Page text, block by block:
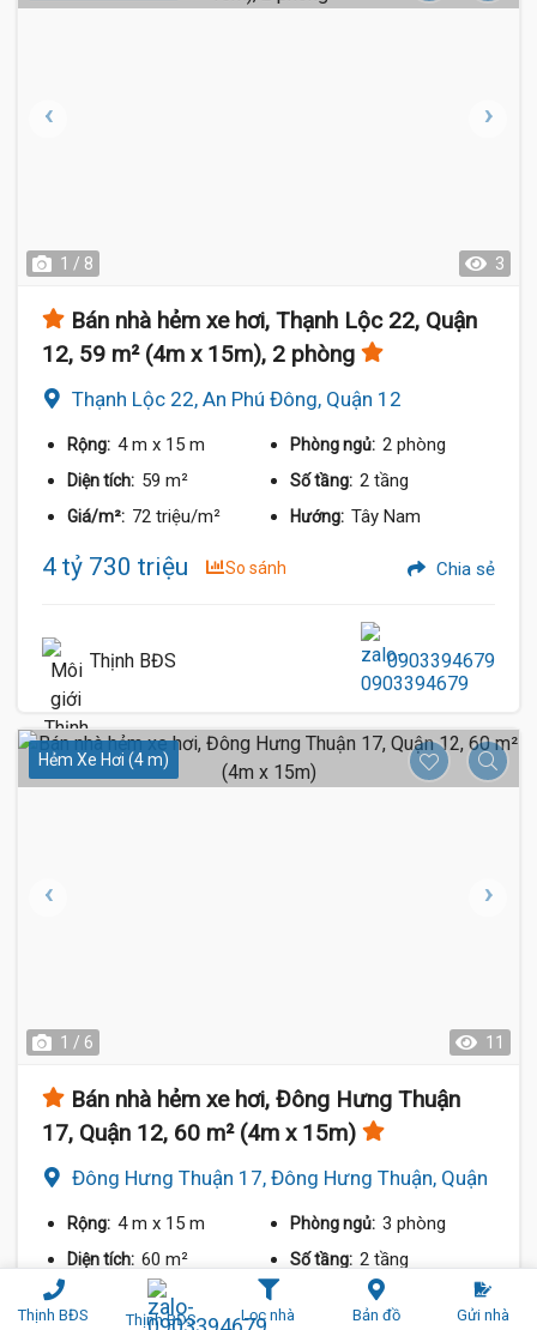
Thịnh BĐS Thịnh BĐS Lọc nhà Bản đồ Gửi nhà
1 / 8 3
Bán nhà hẻm xe hơi, Thạnh Lộc 22, Quận
12, 59 m² (4m x 15m), 2 phòng
Thạnh Lộc 22, An Phú Đông, Quận 12
Rộng: 4 m x 15 m Phòng ngủ: 2 phòng
Diện tích: 59 m² Số tầng: 2 tầng
Giá/m²: 72 triệu/m² Hướng: Tây Nam
4 tỷ 730 triệu So sánh Chia sẻ
Thịnh BĐS 0903394679
Hẻm Xe Hơi (4 m)
1 / 6 11
Bán nhà hẻm xe hơi, Đông Hưng Thuận
17, Quận 12, 60 m² (4m x 15m)
Đông Hưng Thuận 17, Đông Hưng Thuận, Quận
Rộng: 4 m x 15 m Phòng ngủ: 3 phòng
Diện tích: 60 m² Số tầng: 2 tầng
79 triệu/m² Đông Nam